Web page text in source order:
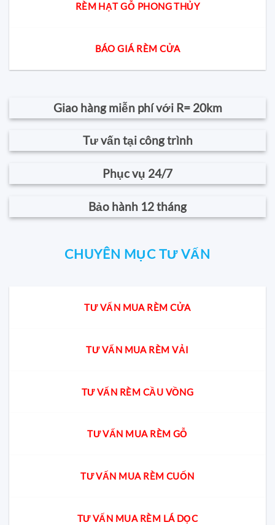
RÈM HẠT GỖ PHONG THỦY
BÁO GIÁ RÈM CỬA
Giao hàng miễn phí với R= 20km
Tư vấn tại công trình
Phục vụ 24/7
Bảo hành 12 tháng
CHUYÊN MỤC TƯ VẤN
TƯ VẤN MUA RÈM CỬA
TƯ VẤN MUA RÈM VẢI
TƯ VẤN RÈM CẦU VỒNG
TƯ VẤN MUA RÈM GỖ
TƯ VẤN MUA RÈM CUỐN
TƯ VẤN MUA RÈM LÁ DỌC